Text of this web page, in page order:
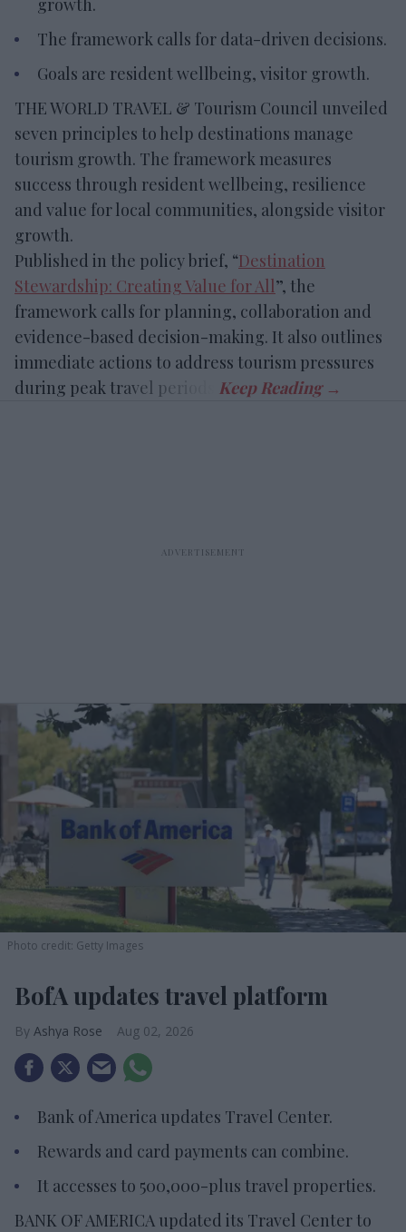
growth.
The framework calls for data-driven decisions.
Goals are resident wellbeing, visitor growth.
THE WORLD TRAVEL & Tourism Council unveiled
seven principles to help destinations manage
tourism growth. The framework measures
success through resident wellbeing, resilience
and value for local communities, alongside visitor
growth.
Published in the policy brief, “Destination
Stewardship: Creating Value for All”, the
framework calls for planning, collaboration and
evidence-based decision-making. It also outlines
immediate actions to address tourism pressures
during peak travel periods.
Photo credit: Getty Images
BofA updates travel platform
Ashya Rose Aug 02, 2026
Bank of America updates Travel Center.
Rewards and card payments can combine.
It accesses to 500,000-plus travel properties.
BANK OF AMERICA updated its Travel Center to